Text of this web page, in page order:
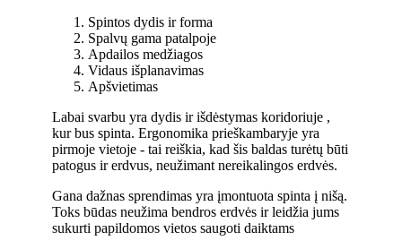
Spintos dydis ir forma
Spalvų gama patalpoje
Apdailos medžiagos
Vidaus išplanavimas
Apšvietimas
Labai svarbu yra dydis ir išdėstymas koridoriuje ,
kur bus spinta. Ergonomika prieškambaryje yra
pirmoje vietoje - tai reiškia, kad šis baldas turėtų būti
patogus ir erdvus, neužimant nereikalingos erdvės.
Gana dažnas sprendimas yra įmontuota spinta į nišą.
Toks būdas neužima bendros erdvės ir leidžia jums
sukurti papildomos vietos saugoti daiktams